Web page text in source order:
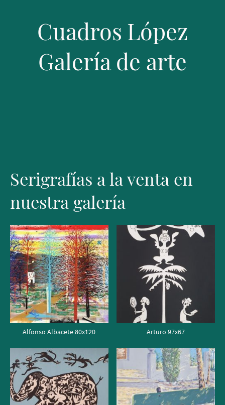
Cuadros López
Galería de arte
Serigrafías a la venta en
nuestra galería
Alfonso Albacete 80x120 Arturo 97x67